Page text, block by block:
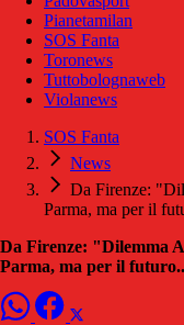
Pianetamilan
SOS Fanta
Toronews
Tuttobolognaweb
Violanews
SOS Fanta
News
Da Firenze:
Parma, ma per il
Da Firenze: "Dilemma
Parma, ma per il